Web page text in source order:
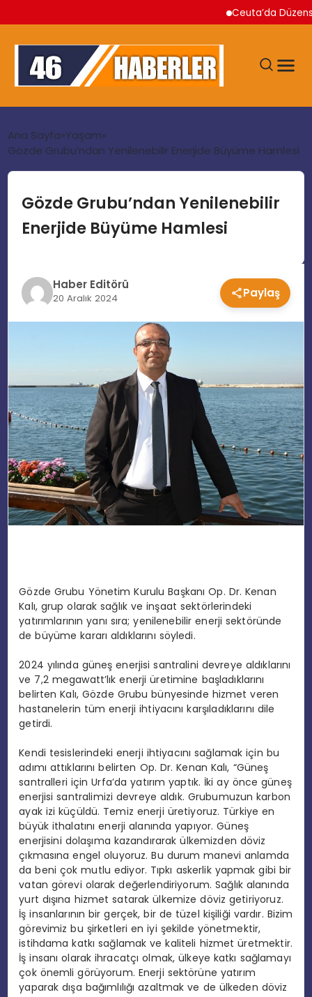
Ceuta’da Düzensiz
GÜNDEM
EKONOMI
TEKNOLOJI
SPOR
YAŞAM
Ana Sayfa Yaşam
Gözde Grubu’ndan Yenilenebilir Enerjide Büyüme Hamlesi
Gözde Grubu’ndan Yenilenebilir
Enerjide Büyüme Hamlesi
Haber Editörü
20 Aralık 2024 Paylaş
Gözde Grubu Yönetim Kurulu Başkanı Op. Dr. Kenan
Kalı, grup olarak sağlık ve inşaat sektörlerindeki
yatırımlarının yanı sıra; yenilenebilir enerji sektöründe
de büyüme kararı aldıklarını söyledi.
2024 yılında güneş enerjisi santralini devreye aldıklarını
ve 7,2 megawatt’lık enerji üretimine başladıklarını
belirten Kalı, Gözde Grubu bünyesinde hizmet veren
hastanelerin tüm enerji ihtiyacını karşıladıklarını dile
getirdi.
Kendi tesislerindeki enerji ihtiyacını sağlamak için bu
adımı attıklarını belirten Op. Dr. Kenan Kalı, “Güneş
santralleri için Urfa’da yatırım yaptık. İki ay önce güneş
enerjisi santralimizi devreye aldık. Grubumuzun karbon
ayak izi küçüldü. Temiz enerji üretiyoruz. Türkiye en
büyük ithalatını enerji alanında yapıyor. Güneş
enerjisini dolaşıma kazandırarak ülkemizden döviz
çıkmasına engel oluyoruz. Bu durum manevi anlamda
da beni çok mutlu ediyor. Tıpkı askerlik yapmak gibi bir
vatan görevi olarak değerlendiriyorum. Sağlık alanında
yurt dışına hizmet satarak ülkemize döviz getiriyoruz.
İş insanlarının bir gerçek, bir de tüzel kişiliği vardır. Bizim
görevimiz bu şirketleri en iyi şekilde yönetmektir,
istihdama katkı sağlamak ve kaliteli hizmet üretmektir.
İş insanı olarak ihracatçı olmak, ülkeye katkı sağlamayı
çok önemli görüyorum. Enerji sektörüne yatırım
yaparak dışa bağımlılığı azaltmak ve de ülkeden döviz